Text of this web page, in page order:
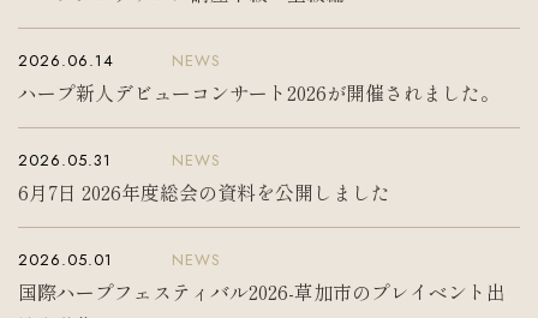
入会案内
お問い合わせ
2026.06.14 NEWS
ハープ新人デビューコンサート2026が開催されました。
2026.05.31 NEWS
6月7日 2026年度総会の資料を公開しました
2026.05.01 NEWS
国際ハープフェスティバル2026-草加市のプレイベント出